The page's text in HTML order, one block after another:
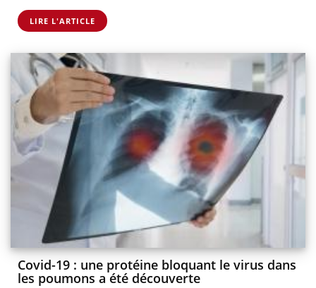
LIRE L'ARTICLE
Covid-19 : une protéine bloquant le virus dans
les poumons a été découverte